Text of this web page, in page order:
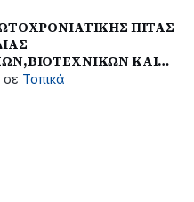
ΠΙΤΑΣ
ΚΑΙ
ΝΑΥΠΑΚΤΙΑΣ &
σε Τοπικά